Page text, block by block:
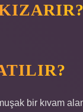
bir kıvam